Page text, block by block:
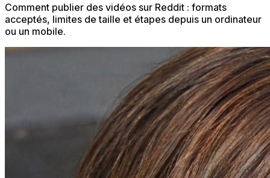
Comment publier des vidéos sur Reddit : formats
acceptés, limites de taille et étapes depuis un ordinateur
ou un mobile.